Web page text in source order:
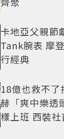
卡地亞父親節
Tank腕表 摩
行經典
18億也救不了
赫「爽中樂透
樣上班 西裝